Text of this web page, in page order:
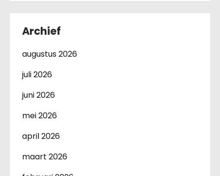
Archief
augustus 2026
juli 2026
juni 2026
mei 2026
april 2026
maart 2026